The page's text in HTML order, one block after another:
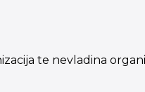
te nevladina